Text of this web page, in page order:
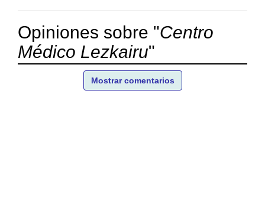
Opiniones sobre "Centro
Médico Lezkairu"
Mostrar comentarios